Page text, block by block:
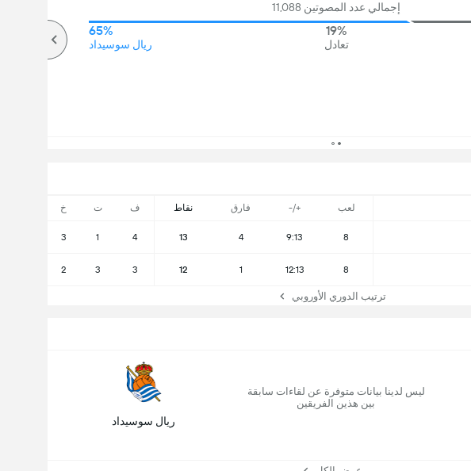
لعب +/- فارق نقاط ف ت خ
8
9:13
4
13
4
1
3
8
12:13
1
12
3
3
2
ترتيب الدوري الأوروبي
إجمالي عدد المصوتين 11,088
19%
تعادل
65%
ريال سوسيداد
ليس لدينا بيانات متوفرة عن لقاءات سابقة
بين هذين الفريقين
ريال سوسيداد